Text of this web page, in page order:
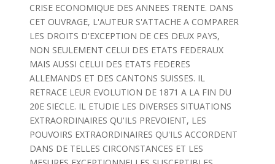
CRISE ECONOMIQUE DES ANNEES TRENTE. DANS
CET OUVRAGE, L'AUTEUR S'ATTACHE A COMPARER
LES DROITS D'EXCEPTION DE CES DEUX PAYS,
NON SEULEMENT CELUI DES ETATS FEDERAUX
MAIS AUSSI CELUI DES ETATS FEDERES
ALLEMANDS ET DES CANTONS SUISSES. IL
RETRACE LEUR EVOLUTION DE 1871 A LA FIN DU
20E SIECLE. IL ETUDIE LES DIVERSES SITUATIONS
EXTRAORDINAIRES QU'ILS PREVOIENT, LES
POUVOIRS EXTRAORDINAIRES QU'ILS ACCORDENT
DANS DE TELLES CIRCONSTANCES ET LES